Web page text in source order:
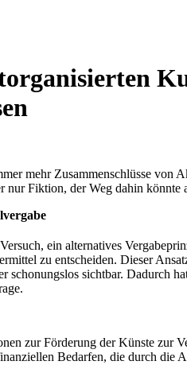
mehr Zusammenschlüsse von
Fiktion, der Weg dahin könnte
ein alternatives
zu entscheiden. Dieser
schonungslos sichtbar. Dadurch
zur Förderung der Künste zur
Bedarfen, die durch